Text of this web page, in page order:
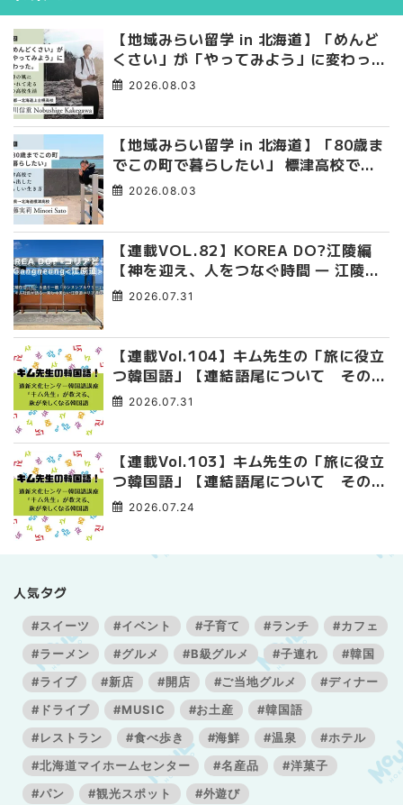
【地域みらい留学 in 北海道】「めんど
くさい」が「やってみよう」に変わっ
た。 十勝の風に吹かれて走る、僕の泥
2026.08.03
【地域みらい留学 in 北海道】「80歳ま
でこの町で暮らしたい」 標津高校で踏
み出した、私らしい生き方
2026.08.03
【連載VOL.82】KOREA DO?江陵編
【神を迎え、人をつなぐ時間 ― 江陵端
午祭 】
2026.07.31
【連載Vol.104】キム先生の「旅に役立
つ韓国語」【連結語尾について その
4】2026.07.31
【連載Vol.103】キム先生の「旅に役立
つ韓国語」【連結語尾について その
3】2026.07.24
人気タグ
#スイーツ #イベント #子育て #ランチ
#カフェ
#ラーメン
#グルメ #B級グルメ #子連れ
#韓国
#ライブ
#新店 #開店 #ご当地グルメ
#ディナー
#ドライブ
#MUSIC #お土産
#韓国語
#レストラン
#食べ歩き #海鮮 #温泉
#ホテル
#北海道マイホームセンター
#名産品
#洋菓子
#パン
#観光スポット #外遊び